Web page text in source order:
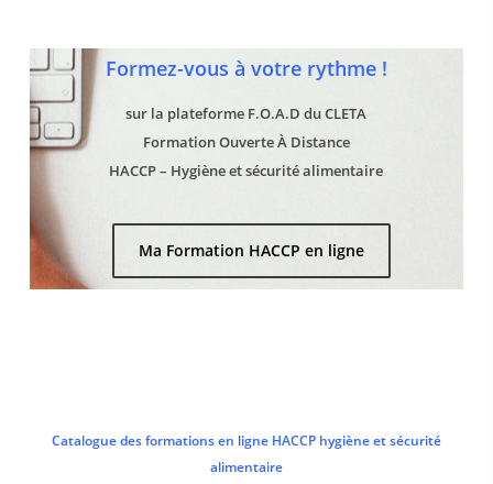
Formez-vous à votre rythme !
sur la plateforme F.O.A.D du CLETA
Formation Ouverte À Distance
HACCP – Hygiène et sécurité alimentaire
Ma Formation HACCP en ligne
Catalogue des formations en ligne HACCP hygiène et sécurité
alimentaire